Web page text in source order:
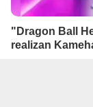
"Dragon Ball
realizan